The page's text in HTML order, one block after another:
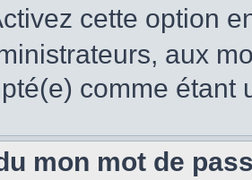
cette option
aux
comme étant
mon mot de